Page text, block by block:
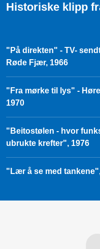
Historiske klipp
"På direkten" - TV-
Røde Fjær, 1966
"Fra mørke til lys" -
1970
"Beitostølen - hvor
ubrukte krefter", 1976
"Lær å se med